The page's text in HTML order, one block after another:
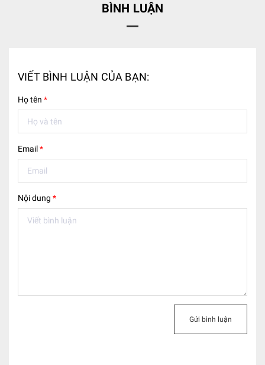
BÌNH LUẬN
VIẾT BÌNH LUẬN CỦA BẠN:
Họ tên *
Email*
Nội dung *
Gửi bình luận